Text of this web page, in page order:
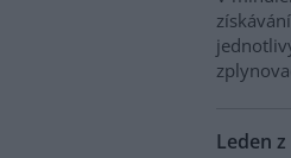
Leden